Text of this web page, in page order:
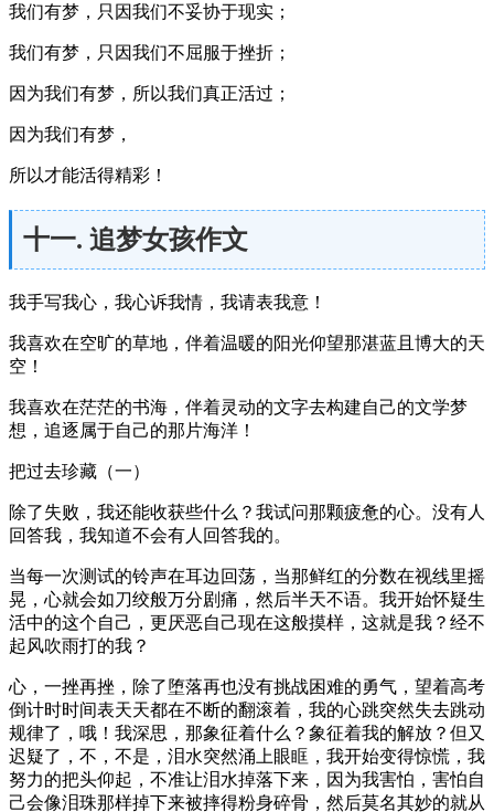
我们有梦，只因我们不妥协于现实；
我们有梦，只因我们不屈服于挫折；
因为我们有梦，所以我们真正活过；
因为我们有梦，
所以才能活得精彩！
十一. 追梦女孩作文
我手写我心，我心诉我情，我请表我意！
我喜欢在空旷的草地，伴着温暖的阳光仰望那湛蓝且博大的天
空！
我喜欢在茫茫的书海，伴着灵动的文字去构建自己的文学梦
想，追逐属于自己的那片海洋！
把过去珍藏（一）
除了失败，我还能收获些什么？我试问那颗疲惫的心。没有人
回答我，我知道不会有人回答我的。
当每一次测试的铃声在耳边回荡，当那鲜红的分数在视线里摇
晃，心就会如刀绞般万分剧痛，然后半天不语。我开始怀疑生
活中的这个自己，更厌恶自己现在这般摸样，这就是我？经不
起风吹雨打的我？
心，一挫再挫，除了堕落再也没有挑战困难的勇气，望着高考
倒计时时间表天天都在不断的翻滚着，我的心跳突然失去跳动
规律了，哦！我深思，那象征着什么？象征着我的解放？但又
迟疑了，不，不是，泪水突然涌上眼眶，我开始变得惊慌，我
努力的把头仰起，不准让泪水掉落下来，因为我害怕，害怕自
己会像泪珠那样掉下来被摔得粉身碎骨，然后莫名其妙的就从